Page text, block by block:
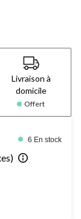
Livraison à
domicile
Offert
6 En stock